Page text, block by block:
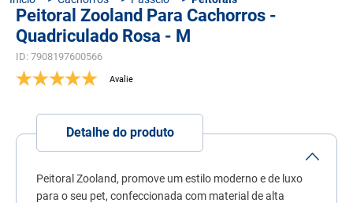
Peitoral Zooland Para Cachorros -
Quadriculado Rosa - M
ID: 7908197600566
Detalhe do produto
Peitoral Zooland, promove um estilo moderno e de luxo
para o seu pet, confeccionada com material de alta
1 º
ração cachorro
2º
6º
7º
quatree